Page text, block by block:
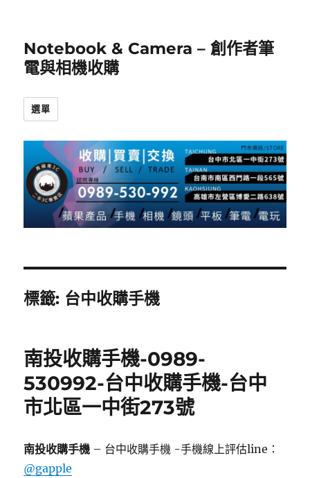
Notebook & Camera – 創作者筆
電與相機收購
選單
標籤: 台中收購手機
南投收購手機-0989-
530992-台中收購手機-台中
市北區一中街273號
南投收購手機 – 台中收購手機 -手機線上評估line：
@gapple